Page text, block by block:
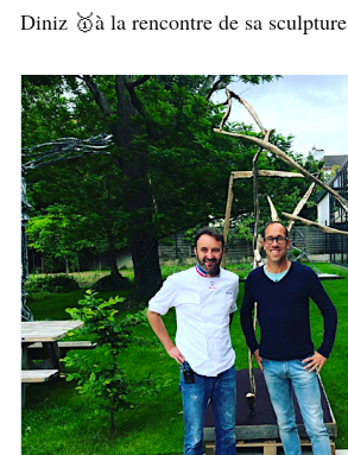
Diniz 🥇à la rencontre de sa sculpture